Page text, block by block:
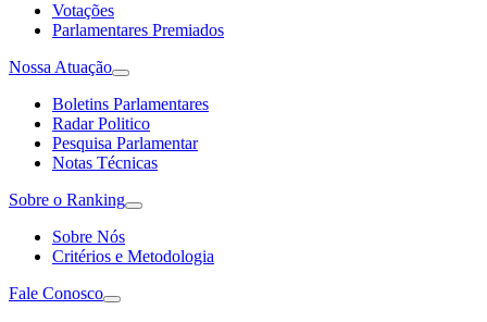
Votações
Parlamentares Premiados
Nossa Atuação
Boletins Parlamentares
Radar Politico
Pesquisa Parlamentar
Notas Técnicas
Sobre o Ranking
Sobre Nós
Critérios e Metodologia
Fale Conosco